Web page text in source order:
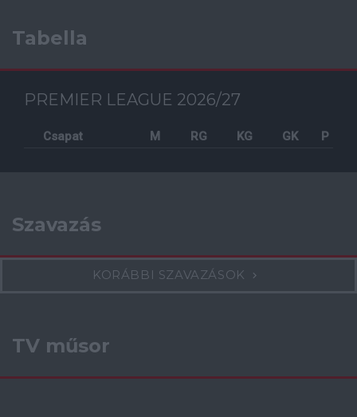
Tabella
PREMIER LEAGUE 2026/27
Csapat M RG KG GK P
Szavazás
KORÁBBI SZAVAZÁSOK
TV műsor